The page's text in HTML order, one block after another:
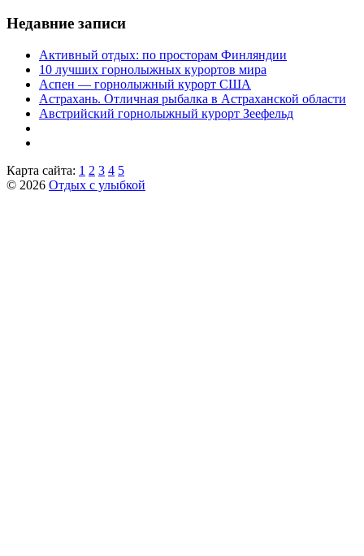
Недавние записи
Активный отдых: по просторам Финляндии
10 лучших горнолыжных курортов мира
Аспен — горнолыжный курорт США
Астрахань. Отличная рыбалка в Астраханской области
Австрийский горнолыжный курорт Зеефельд
Карта сайта: 1 2 3 4 5
© 2026 Отдых с улыбкой